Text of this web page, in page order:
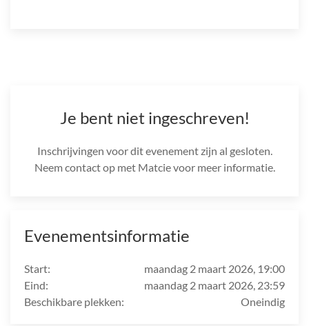
Je bent niet ingeschreven!
Inschrijvingen voor dit evenement zijn al gesloten.
Neem contact op met Matcie voor meer informatie.
Evenementsinformatie
Start:
maandag 2 maart 2026, 19:00
Eind:
maandag 2 maart 2026, 23:59
Beschikbare plekken:
Oneindig